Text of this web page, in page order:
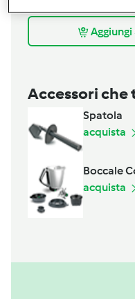
Accessori che
Spatola
acquista
Boccale
acquista